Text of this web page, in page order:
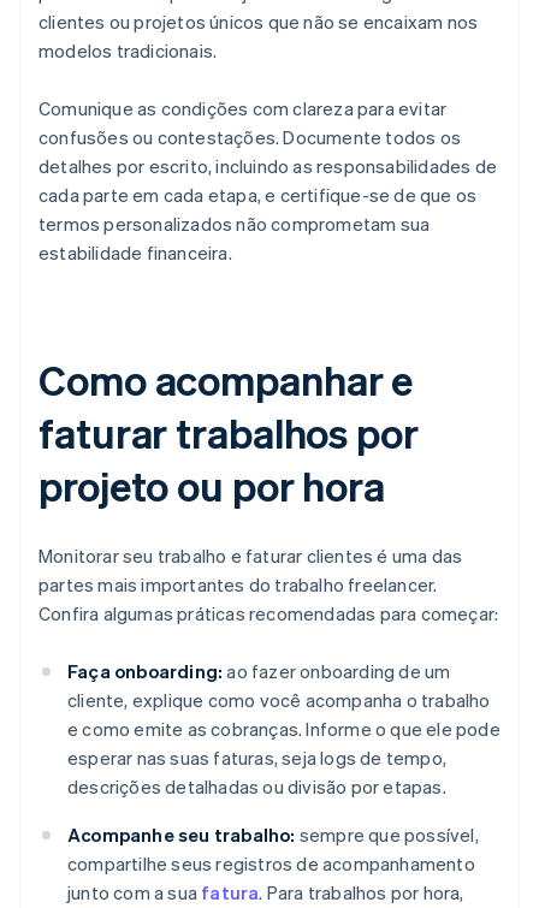
clientes ou projetos únicos que não se encaixam nos
modelos tradicionais.
Comunique as condições com clareza para evitar
confusões ou contestações. Documente todos os
detalhes por escrito, incluindo as responsabilidades de
cada parte em cada etapa, e certifique-se de que os
termos personalizados não comprometam sua
estabilidade financeira.
Como acompanhar e
faturar trabalhos por
projeto ou por hora
Monitorar seu trabalho e faturar clientes é uma das
partes mais importantes do trabalho freelancer.
Confira algumas práticas recomendadas para começar:
Faça onboarding: ao fazer onboarding de um
cliente, explique como você acompanha o trabalho
e como emite as cobranças. Informe o que ele pode
esperar nas suas faturas, seja logs de tempo,
descrições detalhadas ou divisão por etapas.
Acompanhe seu trabalho: sempre que possível,
compartilhe seus registros de acompanhamento
junto com a sua fatura. Para trabalhos por hora,